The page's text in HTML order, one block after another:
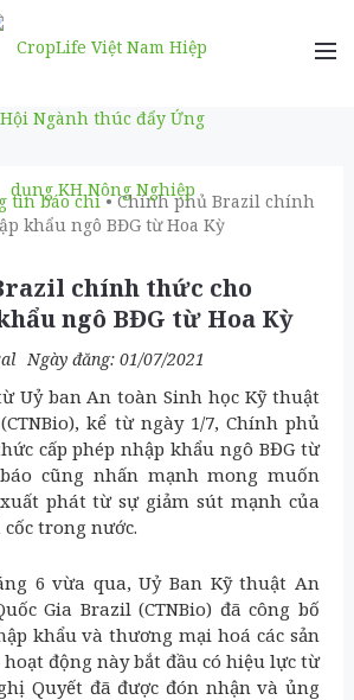
tin báo chí• Chính phủ Brazil chính
khẩu ngô BĐG từ Hoa Kỳ
chính thức cho
ngô BĐG từ Hoa Kỳ
Ngày đăng: 01/07/2021
Uỷ ban An toàn Sinh học Kỹ thuật
kể từ ngày 1/7, Chính phủ
cấp phép nhập khẩu ngô BĐG từ
cũng nhấn mạnh mong muốn
phát từ sự giảm sút mạnh của
trong nước.
6 vừa qua, Uỷ Ban Kỹ thuật An
Gia Brazil (CTNBio) đã công bố
khẩu và thương mại hoá các sản
hoạt động này bắt đầu có hiệu lực từ
Quyết đã được đón nhận và ủng